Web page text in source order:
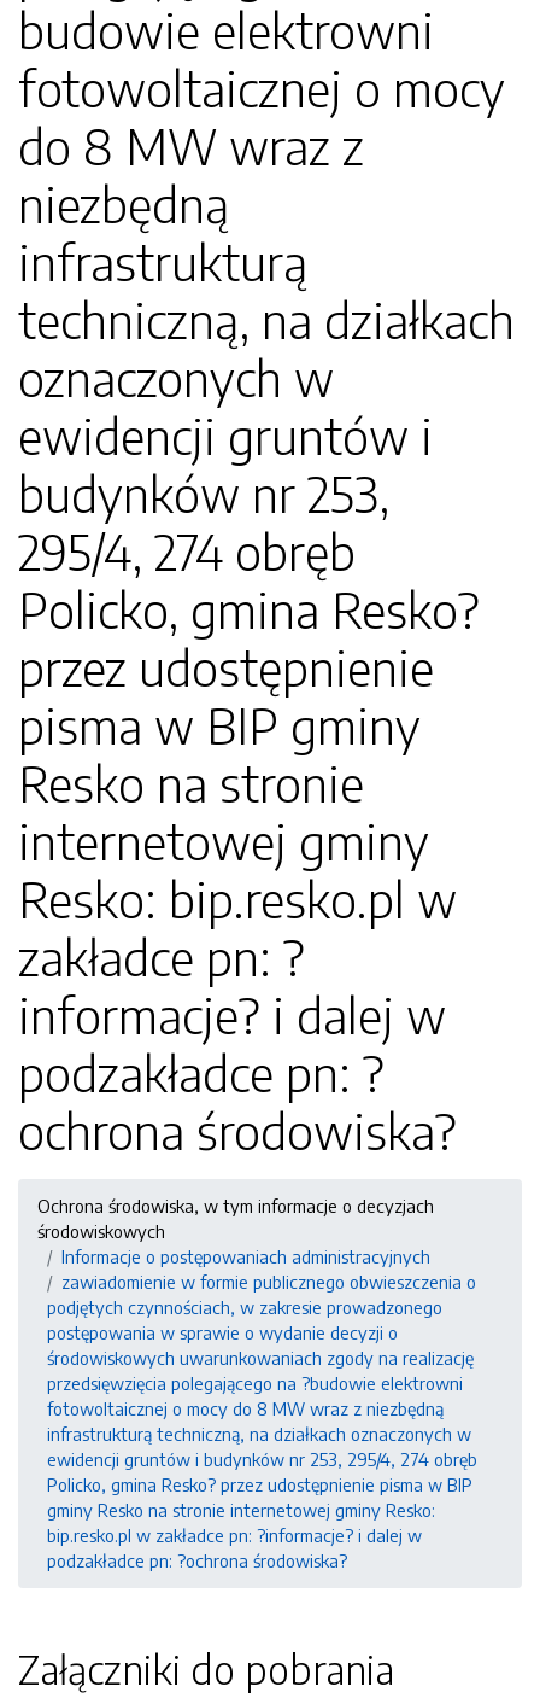
budowie elektrowni
fotowoltaicznej o mocy
do 8 MW wraz z
niezbędną
infrastrukturą
techniczną, na działkach
oznaczonych w
ewidencji gruntów i
budynków nr 253,
295/4, 274 obręb
Policko, gmina Resko?
przez udostępnienie
pisma w BIP gminy
Resko na stronie
internetowej gminy
Resko: bip.resko.pl w
zakładce pn: ?
informacje? i dalej w
podzakładce pn: ?
ochrona środowiska?
Ochrona środowiska, w tym informacje o decyzjach
środowiskowych
Informacje o postępowaniach administracyjnych
zawiadomienie w formie publicznego obwieszczenia o
podjętych czynnościach, w zakresie prowadzonego
postępowania w sprawie o wydanie decyzji o
środowiskowych uwarunkowaniach zgody na realizację
przedsięwzięcia polegającego na ?budowie elektrowni
fotowoltaicznej o mocy do 8 MW wraz z niezbędną
infrastrukturą techniczną, na działkach oznaczonych w
ewidencji gruntów i budynków nr 253, 295/4, 274 obręb
Policko, gmina Resko? przez udostępnienie pisma w BIP
gminy Resko na stronie internetowej gminy Resko:
bip.resko.pl w zakładce pn: ?informacje? i dalej w
podzakładce pn: ?ochrona środowiska?
Załączniki do pobrania